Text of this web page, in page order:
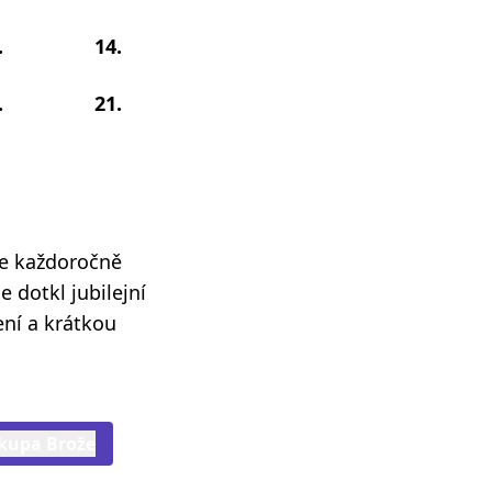
14.
21.
každoročně
dotkl jubilejní
a krátkou